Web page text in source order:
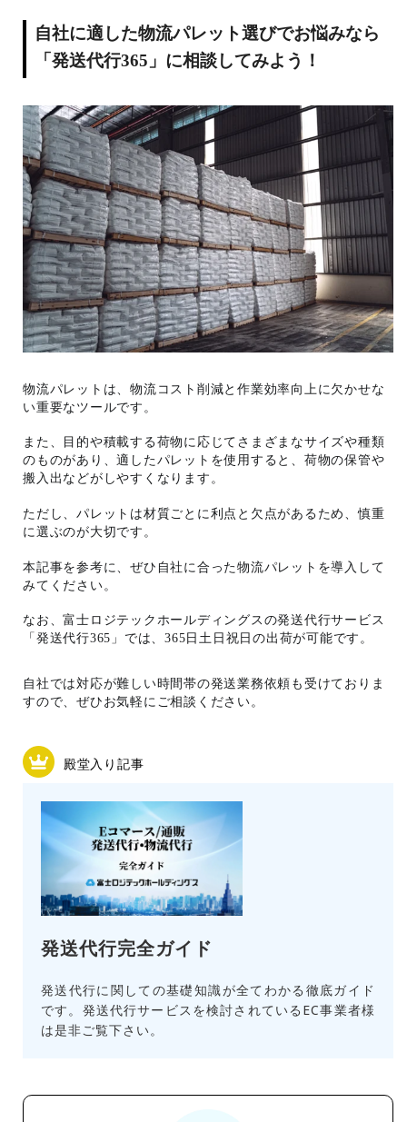
自社に適した物流パレット選びでお悩みなら
「発送代行365」に相談してみよう！
物流パレットは、物流コスト削減と作業効率向上に欠かせな
い重要なツールです。
また、目的や積載する荷物に応じてさまざまなサイズや種類
のものがあり、適したパレットを使用すると、荷物の保管や
搬入出などがしやすくなります。
ただし、パレットは材質ごとに利点と欠点があるため、慎重
に選ぶのが大切です。
本記事を参考に、ぜひ自社に合った物流パレットを導入して
みてください。
なお、富士ロジテックホールディングスの発送代行サービス
「発送代行365」では、365日土日祝日の出荷が可能です。
自社では対応が難しい時間帯の発送業務依頼も受けておりま
すので、ぜひお気軽にご相談ください。
殿堂入り記事
発送代行完全ガイド
発送代行に関しての基礎知識が全てわかる徹底ガイド
です。発送代行サービスを検討されているEC事業者様
は是非ご覧下さい。